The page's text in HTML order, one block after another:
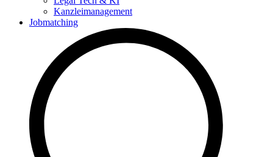
Kanzleimanagement
Jobmatching